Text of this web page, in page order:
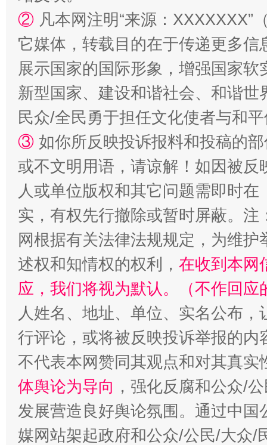
国家大学科技园优化重塑工作
“蜀中异人”王建安的艺术幻境
② 凡本网注明“来源：
它媒体，转载目的在于传递更多
展示国家的国际形象，增强国家
新型国家、建设和谐社会、和谐
民众/全民勇于担任文化使者与和
③ 如你所反映投诉报料和投稿的
或不文明用语，请谅解！如因被
人或单位版权和其它问题需即时在
实，有权先行撤除或暂时屏蔽。
网根据有关法律法规规定，为维
述权和知情权的权利， 在收到本网
应，我们将视为默认。（不作回应
人姓名、地址、单位、实名公布
行评论，或将被反映投诉举报的
不代表本网赞同其观点和对其真实
体舆论为导向 ，强化反腐和公众/
发展营造良好舆论氛围。通过中
媒网站架起政府和公众/公民/大众/